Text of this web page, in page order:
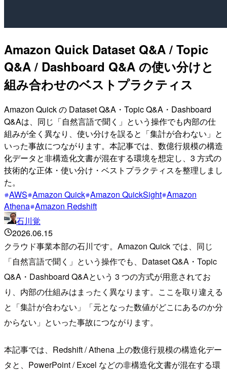
Amazon Quick Dataset Q&A / Topic
Q&A / Dashboard Q&A の使い分けと
組み合わせのベストプラクティス
Amazon Quick の Dataset Q&A・Topic Q&A・Dashboard
Q&Aは、同じ「自然言語で聞く」という操作でも内部の仕
組みが全く異なり、使い分けを誤ると「集計が合わない」と
いった事故につながります。本記事では、数億行規模の構造
化データと非構造化文書が混在する環境を想定し、3 方式の
技術的な正体・使い分け・ベストプラクティスを整理しまし
た。
AWS Amazon Quick Amazon QuickSight Amazon
Athena Amazon Redshift
石川覚
2026.06.15
クラウド事業本部の石川です。Amazon Quick では、同じ
「自然言語で聞く」という操作でも、Dataset Q&A・Topic
Q&A・Dashboard Q&Aという 3 つの方式が用意されてお
り、内部の仕組みはまったく異なります。ここを取り違える
と「集計が合わない」「元となった数値がどこにあるのか分
からない」といった事故につながります。
本記事では、Redshift / Athena 上の数億行規模の構造化デー
タと、PowerPoint / Excel などの非構造化文書が混在する環